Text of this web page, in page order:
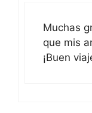
Muchas
que mis
¡Buen